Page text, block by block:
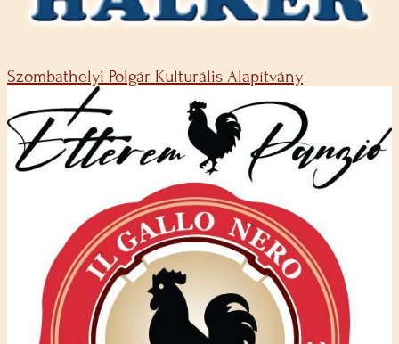
Szombathelyi Polgár Kulturális Alapítvány